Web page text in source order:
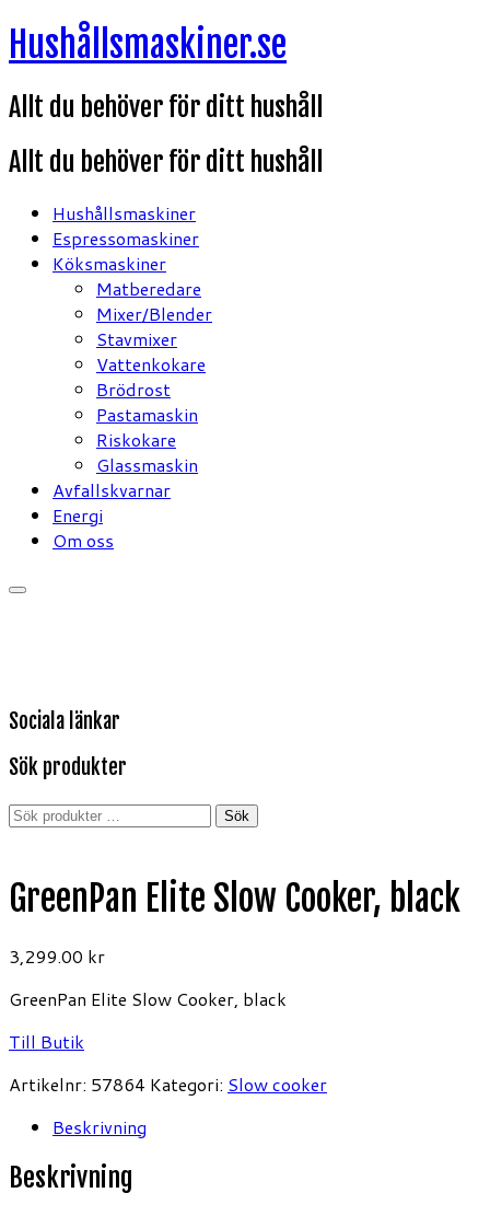
Hoppa
till
Hushållsmaskiner.se
Allt du behöver för ditt hushåll
Allt du behöver för ditt hushåll
Hushållsmaskiner
Espressomaskiner
Köksmaskiner
Matberedare
Mixer/Blender
Stavmixer
Vattenkokare
Brödrost
Pastamaskin
Riskokare
Glassmaskin
Avfallskvarnar
Energi
Om oss
Sociala länkar
Sök produkter
Sök
Sök
GreenPan Elite Slow Cooker, black
3,299.00 kr
GreenPan Elite Slow Cooker, black
Till Butik
Artikelnr: 57864 Kategori: Slow cooker
Beskrivning
Beskrivning